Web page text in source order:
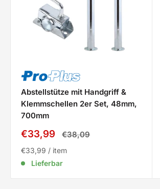
Abstellstütze mit Handgriff &
Klemmschellen 2er Set, 48mm,
700mm
Sale
Preis
€33,99 Normalpreis
€38,09
€33,99 / item
Lieferbar